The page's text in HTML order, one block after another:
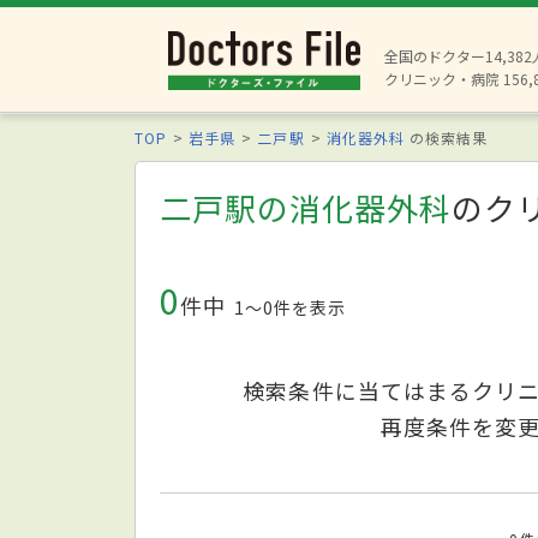
全国のドクター14,382
クリニック・病院
TOP 岩手県 二戸駅 消化器外科 の検索結果
二戸駅の消化器外科のク
0件中 1〜0件を表示
検索条件に当てはまるクリ
再度条件を変